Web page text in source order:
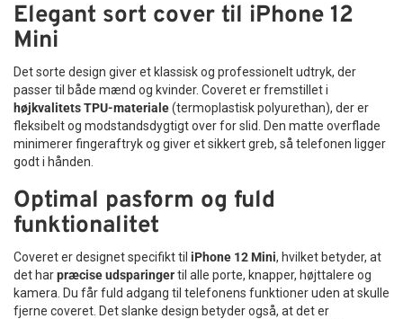
Elegant sort cover til iPhone 12
Mini
Det sorte design giver et klassisk og professionelt udtryk, der
passer til både mænd og kvinder. Coveret er fremstillet i
højkvalitets TPU-materiale(termoplastisk polyurethan), der er
fleksibelt og modstandsdygtigt over for slid. Den matte overflade
minimerer fingeraftryk og giver et sikkert greb, så telefonen ligger
godt i hånden.
Optimal pasform og fuld
funktionalitet
Coveret er designet specifikt til iPhone 12 Mini, hvilket betyder, at
det harpræcise udsparingertil alle porte, knapper, højttalere og
kamera. Du får fuld adgang til telefonens funktioner uden at skulle
fjerne coveret. Det slanke design betyder også, at det er